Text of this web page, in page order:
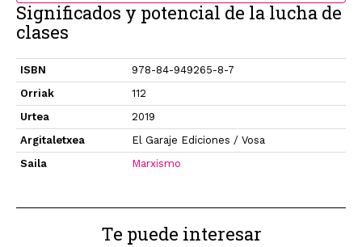
Significados y potencial de la lucha de
clases
ISBN
978-84-949265-8-7
Orriak
112
Urtea
2019
Argitaletxea
El Garaje Ediciones / Vosa
Saila
Marxismo
Te puede interesar